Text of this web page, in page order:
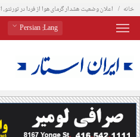
خانه اعلان وضعیت هشدار گرمای هوا از فردا در تورنتو،
Lang
: Persian